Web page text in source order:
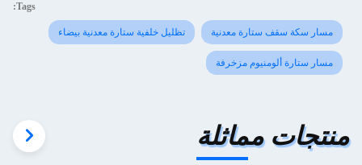
Tags:
مسار سكة سقف ستارة معدنية تظليل خلفية ستارة معدنية بيضاء
مسار ستارة ألومنيوم مزخرفة
منتجات مماثلة